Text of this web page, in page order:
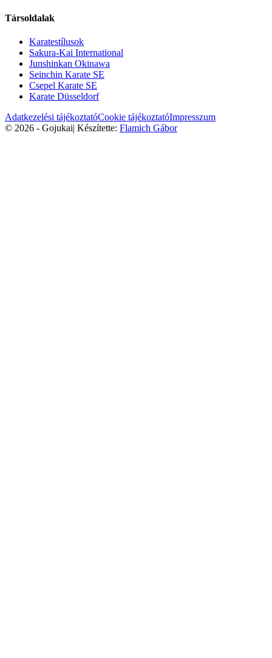
Társoldalak
Karatestílusok
Sakura-Kai International
Junshinkan Okinawa
Seinchin Karate SE
Csepel Karate SE
Karate Düsseldorf
Adatkezelési tájékoztatóCookie tájékoztatóImpresszum
© 2026 - Gojukai| Készítette: Flamich Gábor